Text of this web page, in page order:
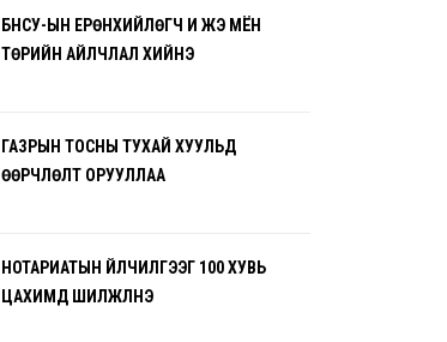
БНСУ-ЫН ЕРӨНХИЙЛӨГЧ И ЖЭ МЁН
ТӨРИЙН АЙЛЧЛАЛ ХИЙНЭ
ГАЗРЫН ТОСНЫ ТУХАЙ ХУУЛЬД
ӨӨРЧЛӨЛТ ОРУУЛЛАА
НОТАРИАТЫН ҮЙЛЧИЛГЭЭГ 100 ХУВЬ
ЦАХИМД ШИЛЖҮҮЛНЭ